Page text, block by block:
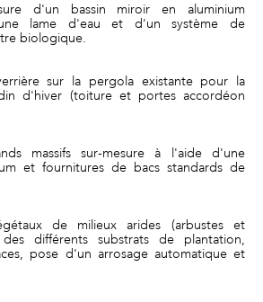
d'un bassin miroir en aluminium
lame d'eau et d'un système de
biologique.
sur la pergola existante pour la
d'hiver (toiture et portes accordéon
massifs sur-mesure à l'aide d'une
et fournitures de bacs standards de
de milieux arides (arbustes et
différents substrats de plantation,
pose d'un arrosage automatique et